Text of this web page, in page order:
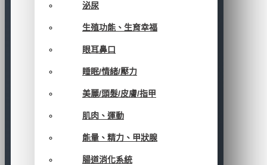
泌尿
生殖功能、生育幸福
眼耳鼻口
睡眠/情緒/壓力
美麗/頭髮/皮膚/指甲
肌肉、運動
能量、精力、甲狀腺
腸道消化系統